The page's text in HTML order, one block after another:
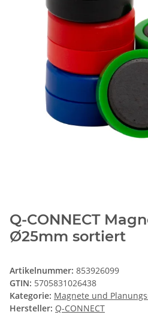
Q-CONNECT
Ø25mm sortiert
Artikelnummer: 853926099
GTIN: 5705831026438
Kategorie: Magnete und
Hersteller: Q-CONNECT